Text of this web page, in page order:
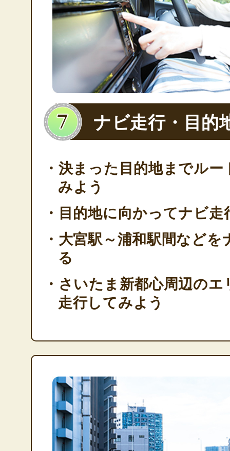
ナビ走行・目的
・決まった目的地までル
みよう
・目的地に向かってナビ
・大宮駅～浦和駅間など
る
・さいたま新都心周辺の
走行してみよう